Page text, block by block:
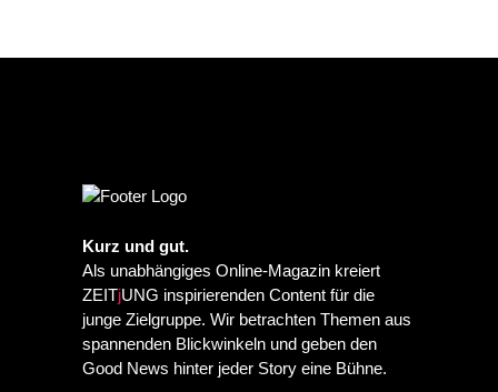
Kurz und gut.
Als unabhängiges Online-Magazin kreiert
ZEITjUNG inspirierenden Content für die
junge Zielgruppe. Wir betrachten Themen aus
spannenden Blickwinkeln und geben den
Good News hinter jeder Story eine Bühne.